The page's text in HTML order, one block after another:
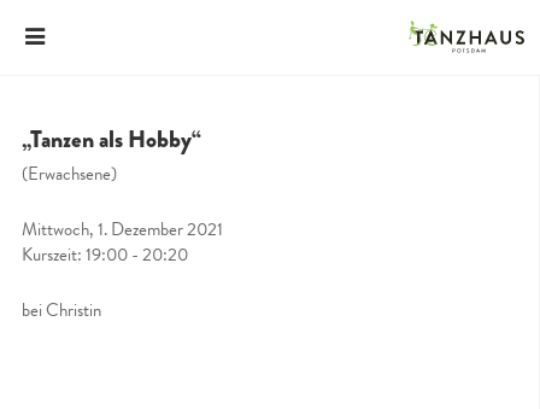
„Tanzen als Hobby“
(Erwachsene)
Mittwoch, 1. Dezember 2021
Kurszeit: 19:00 - 20:20
bei Christin